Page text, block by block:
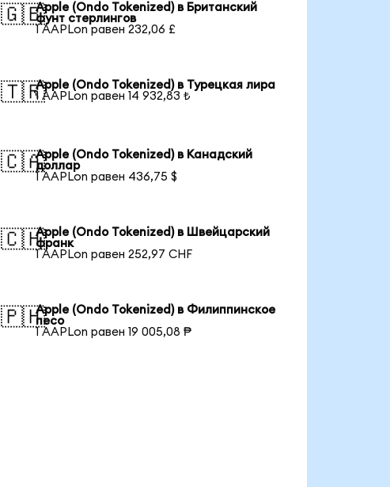
🇬🇧Apple (Ondo Tokenized) в Британский
фунт стерлингов
1 AAPLon равен 232,06 £
🇹🇷Apple (Ondo Tokenized) в Турецкая лира
1 AAPLon равен 14 932,83 ₺
🇨🇦Apple (Ondo Tokenized) в Канадский
доллар
1 AAPLon равен 436,75 $
🇨🇭Apple (Ondo Tokenized) в Швейцарский
франк
1 AAPLon равен 252,97 CHF
🇵🇭Apple (Ondo Tokenized) в Филиппинское
песо
1 AAPLon равен 19 005,08 ₱